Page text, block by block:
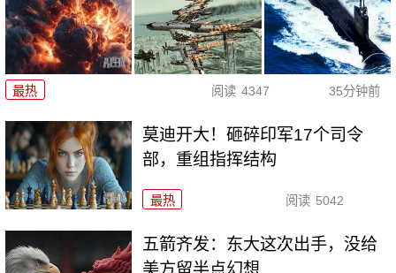
最热 阅读 4347 35分钟前
莫迪开大！砸碎印军17个司令
部，重组指挥结构
最热 阅读 5042
五箭齐发：东大这次出手，没给
美方留半点幻想